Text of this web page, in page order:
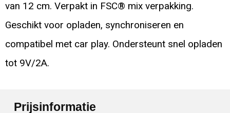
van 12 cm. Verpakt in FSC® mix verpakking.
Geschikt voor opladen, synchroniseren en
compatibel met car play. Ondersteunt snel opladen
tot 9V/2A.
Prijsinformatie